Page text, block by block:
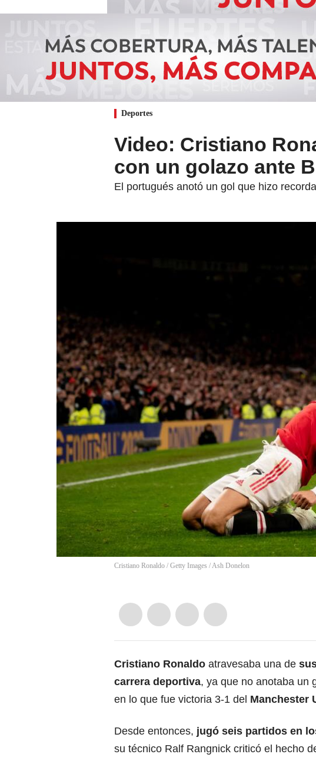
Deportes
Video: Cristiano
con un golazo ante
El portugués anotó un gol que hizo
Cristiano Ronaldo / Getty Images /Ash Donelon
Cristiano Ronaldo atravesaba una de
carrera deportiva, ya que no anotaba un
en lo que fue victoria 3-1 del Manchester
Desde entonces, jugó seis partidos en
su técnico Ralf Rangnick criticó el hecho